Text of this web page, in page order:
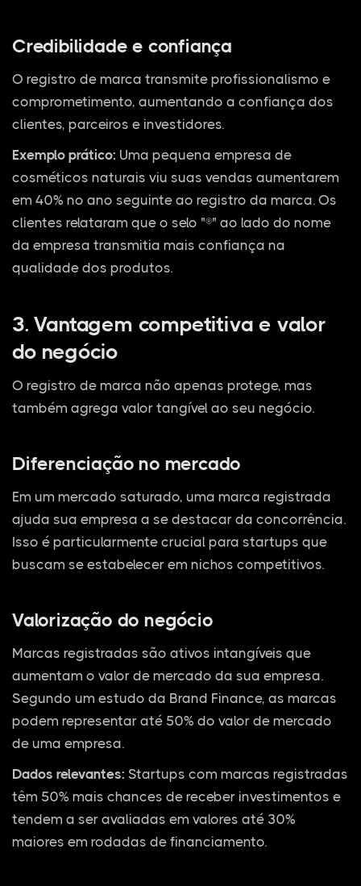
Credibilidade e confiança
O registro de marca transmite profissionalismo e
comprometimento, aumentando a confiança dos
clientes, parceiros e investidores.
Exemplo prático: Uma pequena empresa de
cosméticos naturais viu suas vendas aumentarem
em 40% no ano seguinte ao registro da marca. Os
clientes relataram que o selo "®" ao lado do nome
da empresa transmitia mais confiança na
qualidade dos produtos.
3. Vantagem competitiva e valor
do negócio
O registro de marca não apenas protege, mas
também agrega valor tangível ao seu negócio.
Diferenciação no mercado
Em um mercado saturado, uma marca registrada
ajuda sua empresa a se destacar da concorrência.
Isso é particularmente crucial para startups que
buscam se estabelecer em nichos competitivos.
Valorização do negócio
Marcas registradas são ativos intangíveis que
aumentam o valor de mercado da sua empresa.
Segundo um estudo da Brand Finance, as marcas
podem representar até 50% do valor de mercado
de uma empresa.
Dados relevantes: Startups com marcas registradas
têm 50% mais chances de receber investimentos e
tendem a ser avaliadas em valores até 30%
maiores em rodadas de financiamento.